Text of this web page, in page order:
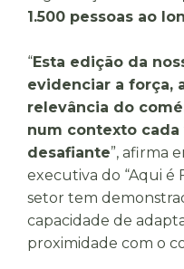
1.500 pessoas ao
“Esta edição da
evidenciar a força,
relevância do
num contexto
desafiante”, afirma
executiva do “Aqui é
setor tem
capacidade de
proximidade com o